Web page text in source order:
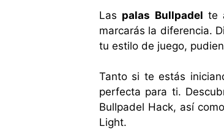
Las palas Bullpadel te
marcarás la diferencia.
tu estilo de juego,
Tanto si te estás
perfecta para ti.
Bullpadel Hack, así
Light.